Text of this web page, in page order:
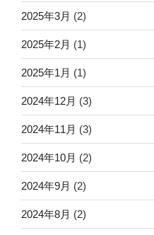
2025年3月 (2)
2025年2月 (1)
2025年1月 (1)
2024年12月 (3)
2024年11月 (3)
2024年10月 (2)
2024年9月 (2)
2024年8月 (2)